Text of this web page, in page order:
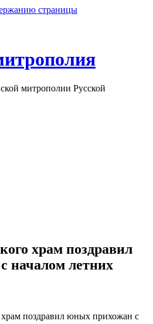
страницы
митрополии Русской
храм поздравил
началом летних